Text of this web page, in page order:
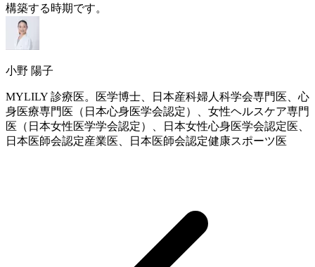
構築する時期です。
小野 陽子
MYLILY 診療医。医学博士、日本産科婦人科学会専門医、心
身医療専門医（日本心身医学会認定）、女性ヘルスケア専門
医（日本女性医学学会認定）、日本女性心身医学会認定医、
日本医師会認定産業医、日本医師会認定健康スポーツ医